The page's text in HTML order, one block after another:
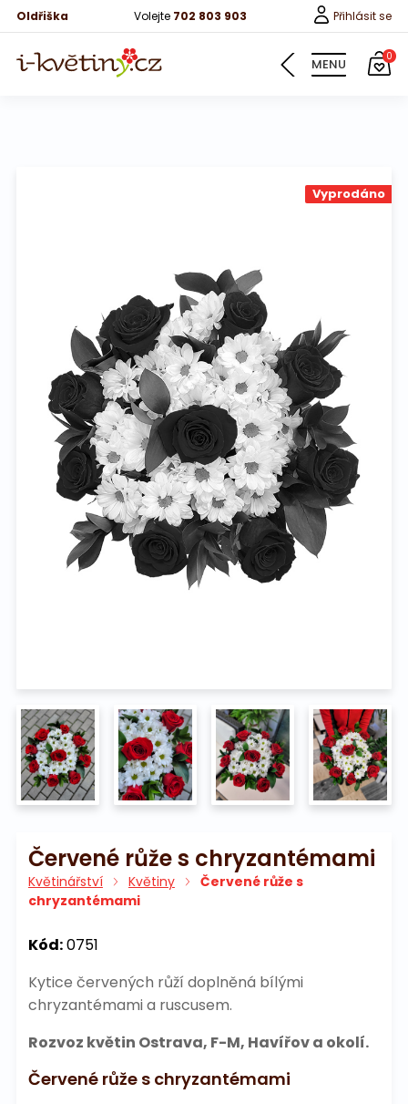
Oldřiška Volejte 702 803 903 Přihlásit se
MENU 0
Růže 40cm
Bonboniery
Vína
Na pohřeb
Vyprodáno
Červené růže s chryzantémami
Květinářství Květiny
Červené růže s
chryzantémami
Kód:0751
Kytice červených růží doplněná bílými
chryzantémami a ruscusem.
Rozvoz květin Ostrava, F-M, Havířov a okolí.
Červené růže s chryzantémami